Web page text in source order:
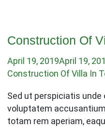
Construction Of
April 19, 2019April 19,
Construction Of Villa In
Sed ut perspiciatis
voluptatem
totam rem aperiam,